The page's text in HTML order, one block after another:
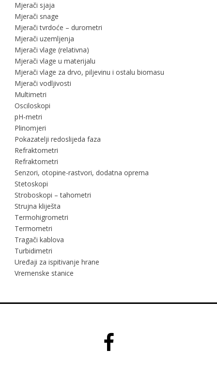
Mjerači sjaja
Mjerači snage
Mjerači tvrdoće – durometri
Mjerači uzemljenja
Mjerači vlage (relativna)
Mjerači vlage u materijalu
Mjerači vlage za drvo, piljevinu i ostalu biomasu
Mjerači vodljivosti
Multimetri
Osciloskopi
pH-metri
Plinomjeri
Pokazatelji redoslijeda faza
Refraktometri
Refraktometri
Senzori, otopine-rastvori, dodatna oprema
Stetoskopi
Stroboskopi – tahometri
Strujna kliješta
Termohigrometri
Termometri
Tragači kablova
Turbidimetri
Uređaji za ispitivanje hrane
Vremenske stanice